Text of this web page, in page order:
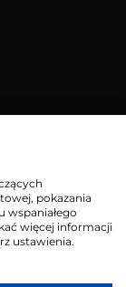
pokazania
wspaniałego
więcej informacji
ustawienia.